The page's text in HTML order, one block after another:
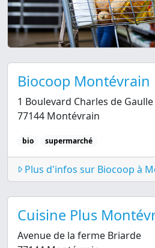
Biocoop Montévrain
1 Boulevard Charles de Gaulle
77144 Montévrain
bio supermarché
Plus d'infos sur Biocoop à
Cuisine Plus
Avenue de la ferme Briarde